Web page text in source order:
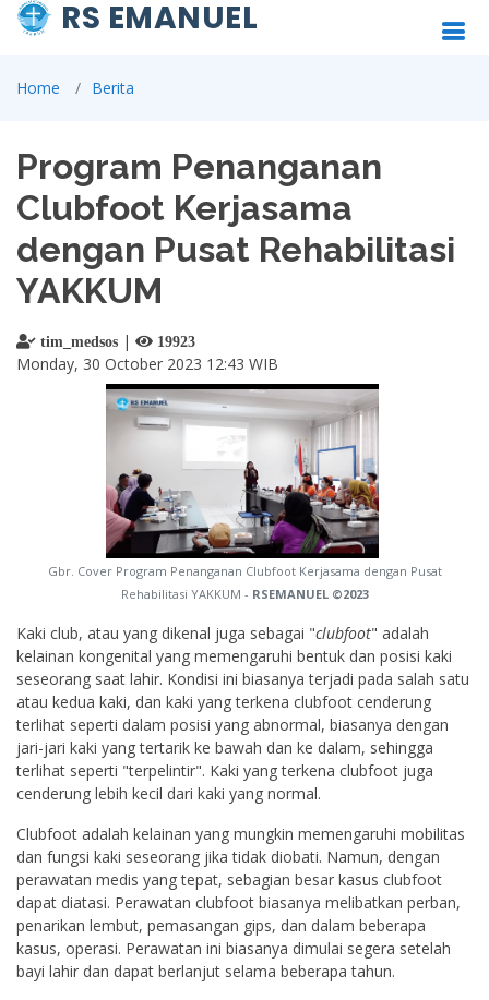
RS EMANUEL
Home Berita
Program Penanganan
Clubfoot Kerjasama
dengan Pusat Rehabilitasi
YAKKUM
tim_medsos | 19923
Monday, 30 October 2023 12:43 WIB
Gbr. Cover Program Penanganan Clubfoot Kerjasama dengan Pusat
Rehabilitasi YAKKUM - RSEMANUEL ©2023
Kaki club, atau yang dikenal juga sebagai "clubfoot" adalah
kelainan kongenital yang memengaruhi bentuk dan posisi kaki
seseorang saat lahir. Kondisi ini biasanya terjadi pada salah satu
atau kedua kaki, dan kaki yang terkena clubfoot cenderung
terlihat seperti dalam posisi yang abnormal, biasanya dengan
jari-jari kaki yang tertarik ke bawah dan ke dalam, sehingga
terlihat seperti "terpelintir". Kaki yang terkena clubfoot juga
cenderung lebih kecil dari kaki yang normal.
Clubfoot adalah kelainan yang mungkin memengaruhi mobilitas
dan fungsi kaki seseorang jika tidak diobati. Namun, dengan
perawatan medis yang tepat, sebagian besar kasus clubfoot
dapat diatasi. Perawatan clubfoot biasanya melibatkan perban,
penarikan lembut, pemasangan gips, dan dalam beberapa
kasus, operasi. Perawatan ini biasanya dimulai segera setelah
bayi lahir dan dapat berlanjut selama beberapa tahun.